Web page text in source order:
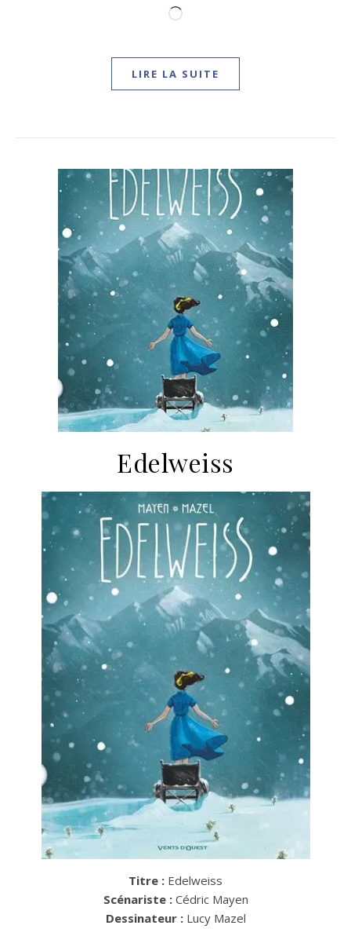
Chargement…
LIRE LA SUITE
Edelweiss
Titre : Edelweiss
Scénariste : Cédric Mayen
Dessinateur : Lucy Mazel